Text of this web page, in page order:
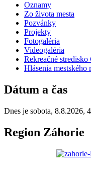
Oznamy
Zo života mesta
Pozvánky
Projekty
Fotogaléria
Videogaléria
Rekreačné stredisko
Hlásenia mestského
Dátum a čas
Dnes je sobota, 8.8.2026,
Region Záhorie